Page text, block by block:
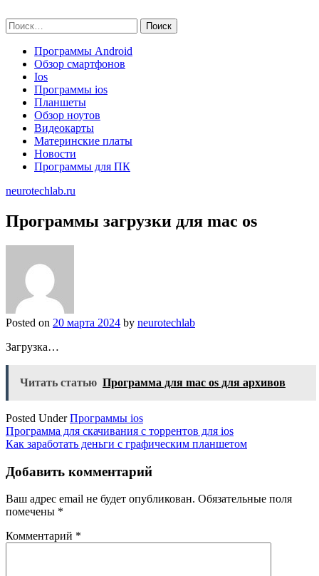
to
content
Найти:
Программы Android
Обзор смартфонов
Ios
Программы ios
Планшеты
Обзор ноутов
Видеокарты
Материнские платы
Новости
Программы для ПК
neurotechlab.ru
Программы загрузки для mac os
Posted on 20 марта 2024 by neurotechlab
Загрузка…
Читать статью Программа для mac os для архивов
Posted UnderПрограммы ios
Навигация
по
записям
Программа для скачивания с торрентов для ios
Как заработать деньги с графическим планшетом
Добавить комментарий
Ваш адрес email не будет опубликован. Обязательные поля
помечены *
Комментарий *